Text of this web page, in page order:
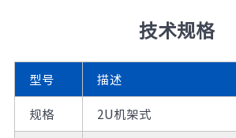
技术规格
型号
描述
规格
2U机架式